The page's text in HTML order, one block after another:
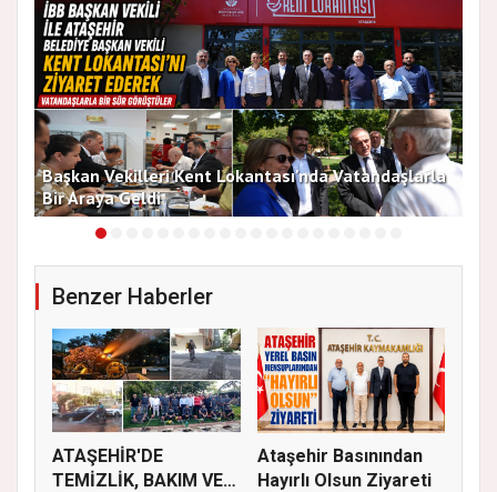
Başkan Vekilleri Kent Lokantası'nda Vatandaşlarla
Bir Araya Geldi
Benzer Haberler
ATAŞEHİR'DE
TEMİZLİK, BAKIM VE
Ataşehir Basınından
Hayırlı Olsun Ziyareti